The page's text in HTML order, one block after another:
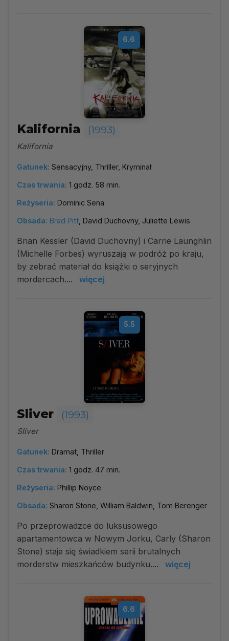
6.6
Kalifornia (1993)
Kalifornia
Gatunek: Sensacyjny, Thriller, Kryminał
Czas trwania: 1 godz. 58 min.
Reżyseria: Dominic Sena
Obsada: Brad Pitt , David Duchovny, Juliette Lewis
Brian Kessler (David Duchovny) i Carrie Launghlin
(Michelle Forbes) wyruszają w podróż po kraju,
by zebrać materiał do książki o seryjnych
mordercach....
więcej
5.5
Sliver (1993)
Sliver
Gatunek: Dramat, Thriller
Czas trwania: 1 godz. 47 min.
Reżyseria: Phillip Noyce
Obsada: Sharon Stone, William Baldwin, Tom Berenger
Po przeprowadzce do luksusowego
apartamentowca w Nowym Jorku, Carly (Sharon
Stone) staje się świadkiem serii brutalnych
morderstw mieszkańców budynku....
więcej
6.6